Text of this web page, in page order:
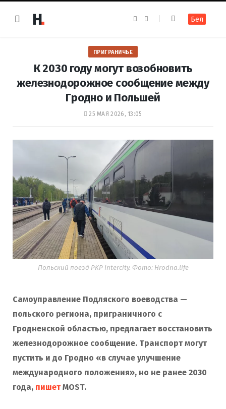
e
b
o
k
t
a
m
Бел
ПРИГРАНИЧЬЕ
К 2030 году могут возобновить
железнодорожное сообщение между
Гродно и Польшей
25 МАЯ 2026, 13:05
Польский поезд PKP Intercity. Фото: Hrodna.life
Самоуправление Подляского воеводства —
польского региона, приграничного с
Гродненской областью, предлагает восстановить
железнодорожное сообщение. Транспорт могут
пустить и до Гродно «в случае улучшение
международного положения», но не ранее 2030
года, пишетMOST.